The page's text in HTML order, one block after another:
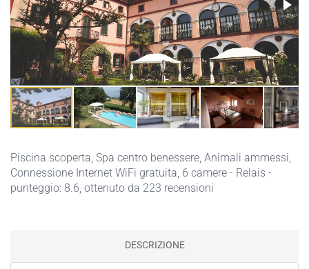
Piscina scoperta, Spa centro benessere, Animali ammessi,
Connessione Internet WiFi gratuita, 6 camere - Relais -
punteggio: 8.6, ottenuto da 223 recensioni
DESCRIZIONE